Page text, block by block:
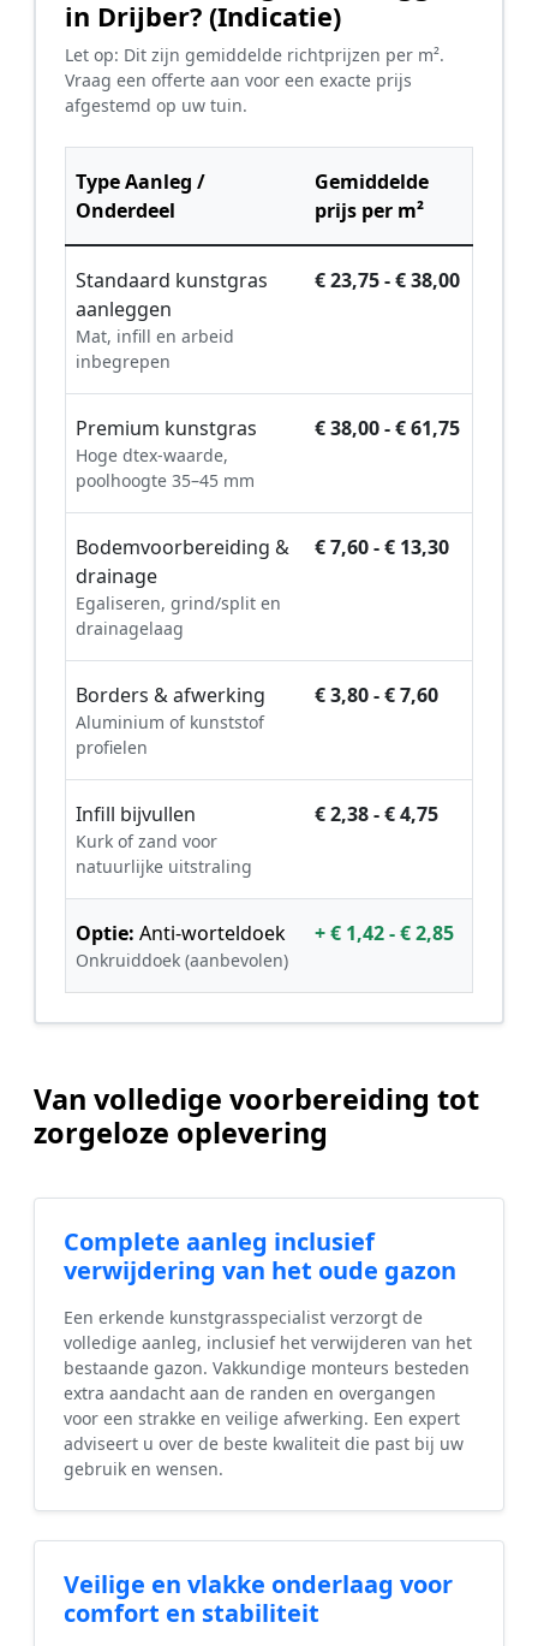
in Drijber? (Indicatie)
Let op: Dit zijn gemiddelde richtprijzen per m².
Vraag een offerte aan voor een exacte prijs
afgestemd op uw tuin.
Type Aanleg /
Onderdeel
Gemiddelde
prijs per m²
Standaard kunstgras
aanleggen
Mat, infill en arbeid
inbegrepen
€ 23,75 - € 38,00
Premium kunstgras
Hoge dtex-waarde,
poolhoogte 35–45 mm
€ 38,00 - € 61,75
Bodemvoorbereiding &
drainage
Egaliseren, grind/split en
drainagelaag
€ 7,60 - € 13,30
Borders & afwerking
Aluminium of kunststof
profielen
€ 3,80 - € 7,60
Infill bijvullen
Kurk of zand voor
natuurlijke uitstraling
€ 2,38 - € 4,75
Optie: Anti-worteldoek
Onkruiddoek (aanbevolen)
+ € 1,42 - € 2,85
Van volledige voorbereiding tot
zorgeloze oplevering
Complete aanleg inclusief
verwijdering van het oude gazon
Een erkende kunstgrasspecialist verzorgt de
volledige aanleg, inclusief het verwijderen van het
bestaande gazon. Vakkundige monteurs besteden
extra aandacht aan de randen en overgangen
voor een strakke en veilige afwerking. Een expert
adviseert u over de beste kwaliteit die past bij uw
gebruik en wensen.
Veilige en vlakke onderlaag voor
comfort en stabiliteit